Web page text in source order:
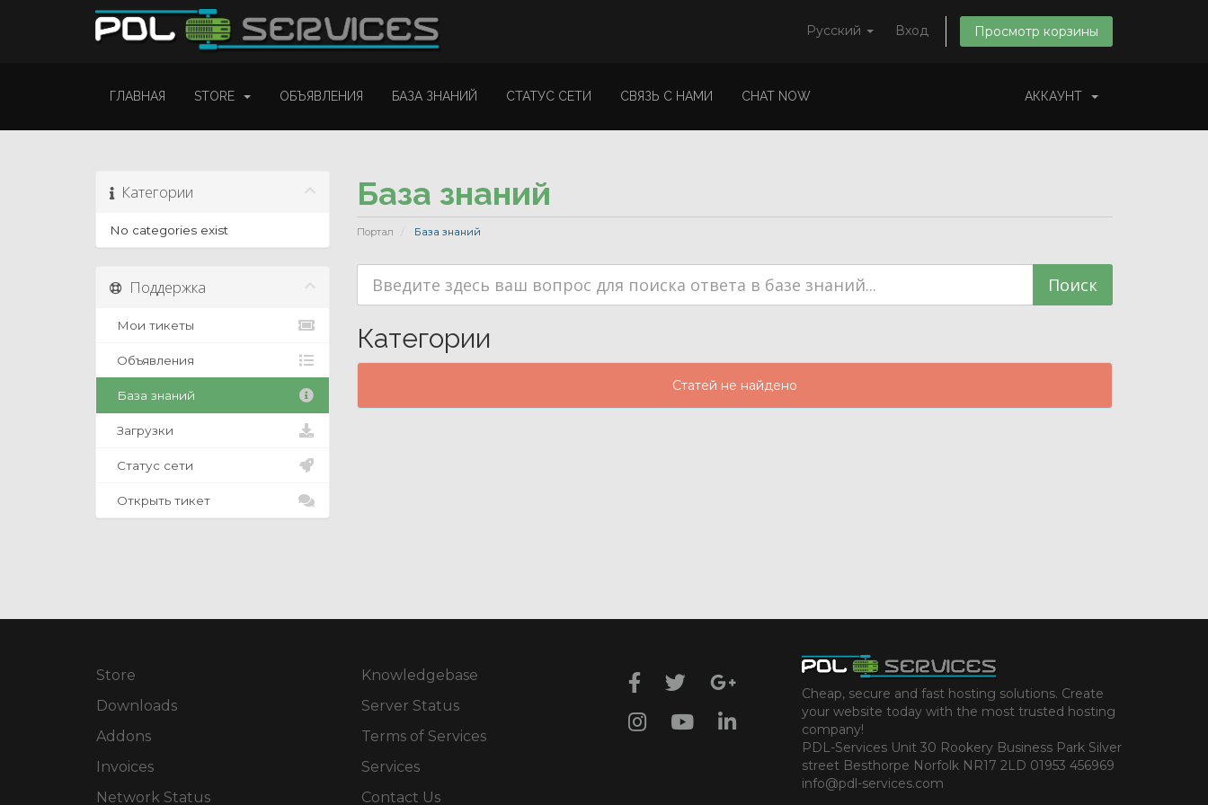
Русский Вход Просмотр корзины
ГЛАВНАЯ STORE ОБЪЯВЛЕНИЯ БАЗА ЗНАНИЙ СТАТУС СЕТИ СВЯЗЬ С НАМИ CHAT NOW АККАУНТ
База знаний
Портал База знаний
Категории
No categories exist
Категории
Статей не найдено
Поддержка
Мои тикеты
Объявления
База знаний
Загрузки
Статус сети
Открыть тикет
Store
Downloads
Addons
Invoices
Network Status
Knowledgebase
Server Status
Terms of Services
Services
Contact Us
Cheap, secure and fast hosting solutions. Create
your website today with the most trusted hosting
company!
PDL-Services Unit 30 Rookery Business Park Silver
street Besthorpe Norfolk NR17 2LD 01953 456969
info@pdl-services.com